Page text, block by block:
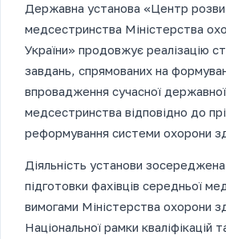
Державна установа «Центр
медсестринства Міністерства
України» продовжує реалізацію
завдань, спрямованих на
впровадження сучасної
медсестринства відповідно до
реформування системи охорони
Діяльність установи зосереджена
підготовки фахівців середньої
вимогами Міністерства охорони
Національної рамки кваліфікацій